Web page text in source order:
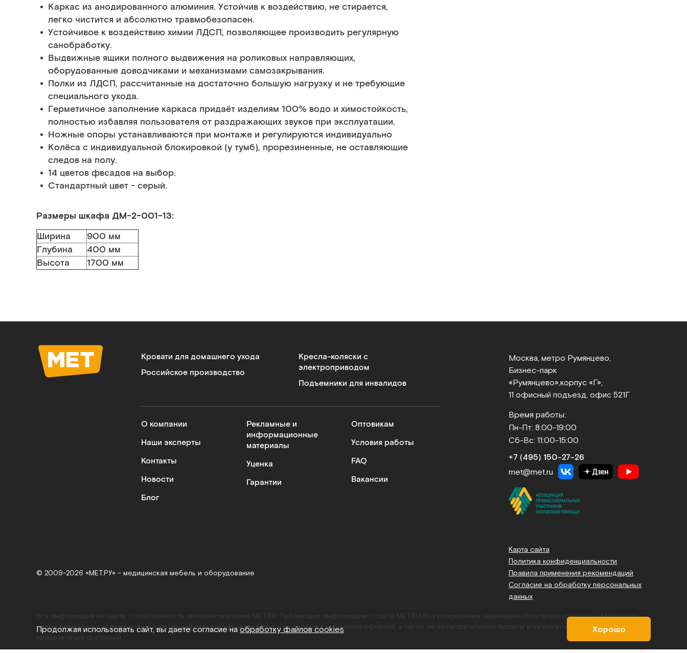
Каркас из анодированного алюминия. Устойчив к воздействию, не стирается,
легко чистится и абсолютно травмобезопасен.
Устойчивое к воздействию химии ЛДСП, позволяющее производить регулярную
санобработку.
Выдвижные ящики полного выдвижения на роликовых направляющих,
оборудованные доводчиками и механизмами самозакрывания.
Полки из ЛДСП, рассчитанные на достаточно большую нагрузку и не требующие
специального ухода.
Герметичное заполнение каркаса придаёт изделиям 100% водо и химостойкость,
полностью избавляя пользователя от раздражающих звуков при эксплуатации.
Ножные опоры устанавливаются при монтаже и регулируются индивидуально
Колёса с индивидуальной блокировкой (у тумб), прорезиненные, не оставляющие
следов на полу.
14 цветов фвсадов на выбор.
Стандартный цвет - серый.
Размеры шкафа ДМ-2-001-13:
Ширина
900 мм
Глубина
400 мм
Высота
1700 мм
Кровати для домашнего ухода
Российское производство
Кресла-коляски с
электроприводом
Подъемники для инвалидов
О компании
Наши эксперты
Контакты
Новости
Блог
Рекламные и
информационные
материалы
Уценка
Гарантии
Оптовикам
Условия работы
FAQ
Вакансии
Москва, метро Румянцево,
Бизнес‑парк
«Румянцево», корпус «Г»,
11 офисный подъезд, офис 521Г
Время работы:
Пн-Пт: 8:00-19:00
Сб-Вс: 11:00-15:00
+7 (495) 150‑27‑26
met@met.ru
© 2009-2026 «МЕТ.РУ» – медицинская мебель и оборудование
Карта сайта
Политика конфиденциальности
Правила применения рекомендаций
Согласие на обработку персональных
данных
Вся информация на сайте – собственность интернет-магазина MET.RU. Публикация информации с сайта MET.RU без разрешения запрещена. Все права защищены.Материалы,
размещенные на сайтеwww.met.ru , носят информационный характер и не являются публичной офертой, а также не являются обязательством и не могут служить основанием для
Продолжая использовать сайт, вы даете согласие на обработку файлов cookies Хорошо